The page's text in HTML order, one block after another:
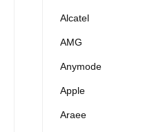
Alcatel
AMG
Anymode
Apple
Araee